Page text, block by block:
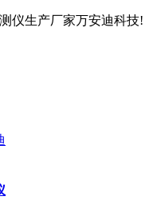
仪生产厂家万安迪科技!